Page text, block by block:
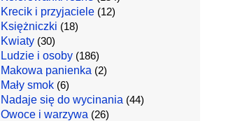
Krecik i przyjaciele(12)
Księżniczki (18)
Kwiaty(30)
Ludzie i osoby(186)
Makowa panienka (2)
Mały smok(6)
Nadaje się do wycinania (44)
Owoce i warzywa (26)